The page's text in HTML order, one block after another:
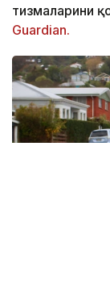
тизмаларини
Guardian.